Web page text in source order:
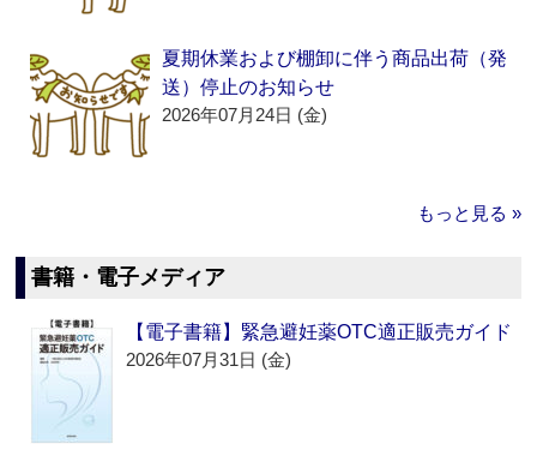
夏期休業および棚卸に伴う商品出荷（発
送）停止のお知らせ
2026年07月24日 (金)
もっと見る »
書籍・電子メディア
【電子書籍】緊急避妊薬OTC適正販売ガイド
2026年07月31日 (金)